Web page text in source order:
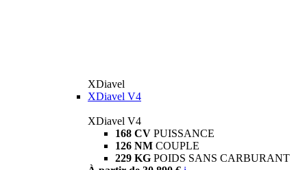
XDiavel
XDiavel V4
XDiavel V4
168 CV PUISSANCE
126 NM COUPLE
229 KG POIDS SANS CARBURANT